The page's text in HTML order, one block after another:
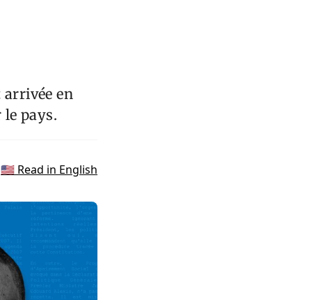
en
pays.
🇺🇸 Read in English